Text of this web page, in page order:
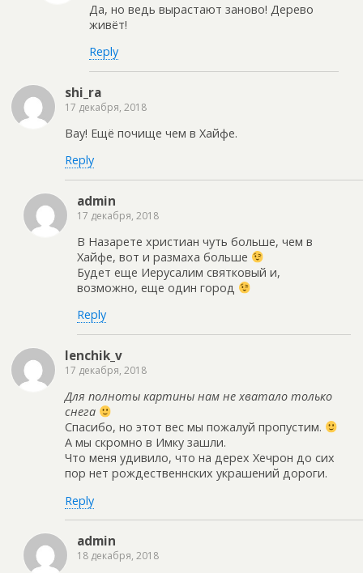
Да, но ведь вырастают заново! Дерево
живёт!
Reply
shi_ra
17 декабря, 2018
Вау! Ещё почище чем в Хайфе.
Reply
admin
17 декабря, 2018
В Назарете христиан чуть больше, чем в
Хайфе, вот и размаха больше
Будет еще Иерусалим святковый и,
возможно, еще один город
Reply
lenchik_v
17 декабря, 2018
Для полноты картины нам не хватало только
снега
Спасибо, но этот вес мы пожалуй пропустим.
А мы скромно в Имку зашли.
Что меня удивило, что на дерех Хечрон до сих
пор нет рождественнских украшений дороги.
Reply
admin
18 декабря, 2018